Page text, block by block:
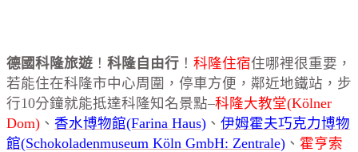
德國科隆旅遊 ！ 科隆自由行 ！ 科隆住宿住哪裡很重要，
若能住在科隆市中心周圍，停車方便，鄰近地鐵站，步
行10分鐘就能抵達科隆知名景點–科隆大教堂(Kölner
Dom) 、 香水博物館(Farina Haus) 、 伊姆霍夫巧克力博物
館(Schokoladenmuseum Köln GmbH: Zentrale) 、 霍亨索